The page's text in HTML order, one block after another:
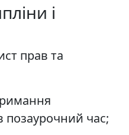
і
прав та
позаурочний час;